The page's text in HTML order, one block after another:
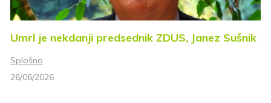
Umrl je nekdanji predsednik ZDUS, Janez Sušnik
Splošno
26/06/2026
podatke obdeluje z namenom prejemanja e-novic
Prijava